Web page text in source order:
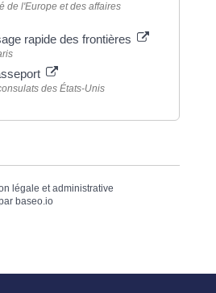
de l'Europe et des affaires
rapide des frontières
des États-Unis
légale et administrative
baseo.io